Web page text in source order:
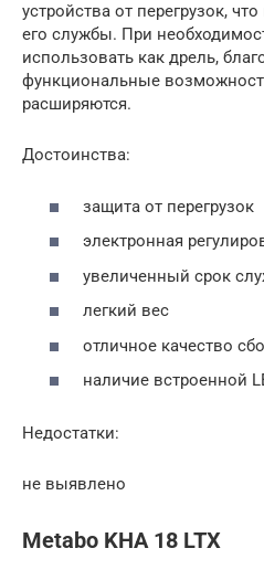
устройства от перегрузок,
его службы. При
использовать как дрель,
функциональные
расширяются.
Достоинства:
защита от перегрузок
электронная
увеличенный срок
легкий вес
отличное качество
наличие встроенной
Недостатки:
не выявлено
Metabo KHA 18 LTX